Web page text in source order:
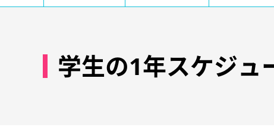
学生の1年スケジュ